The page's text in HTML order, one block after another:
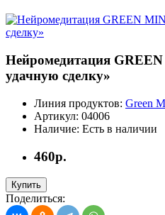
Нейромедитация
удачную сделку»
Линия продуктов: Green
Артикул: 04006
Наличие: Есть в наличии
460р.
Купить
Поделиться: